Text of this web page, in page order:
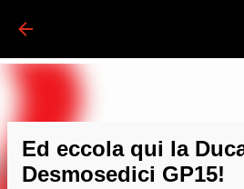
Ed eccola qui la
Desmosedici GP15!